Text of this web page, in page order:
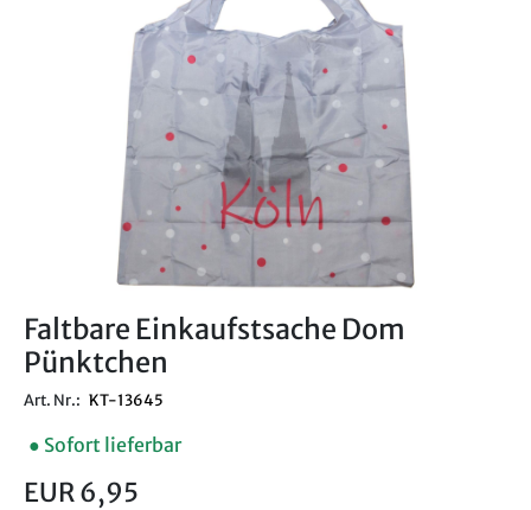
Faltbare Einkaufstsache Dom
Pünktchen
Art. Nr.: KT-13645
● Sofort lieferbar
EUR 6,95